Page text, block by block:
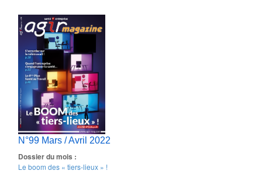
N°99 Mars / Avril 2022
Dossier du mois :
Le boom des « tiers-lieux » !